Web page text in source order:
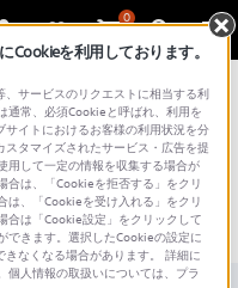
0
わせ 記録メディア
Cookieを利用しております。
サービスのリクエストに相当する利
通常、必須Cookieと呼ばれ、利用を
イトにおけるお客様の利用状況を分
タマイズされたサービス・広告を提
用して一定の情報を収集する場合が
は、「Cookieを拒否する」をクリ
は、「Cookieを受け入れる」をクリ
合は「Cookie設定」をクリックして
できます。選択したCookieの設定に
なくなる場合があります。 詳細に
人情報の取扱いについては、プラ